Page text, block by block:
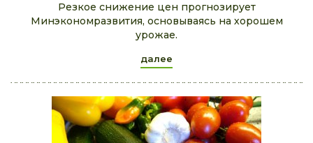
Резкое снижение цен прогнозирует
Минэкономразвития, основываясь на хорошем
урожае.
далее